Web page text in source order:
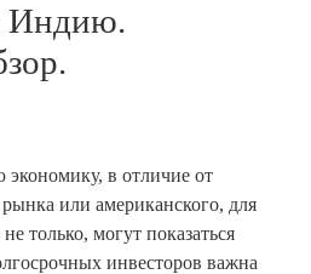
Индию.
в отличие от
или американского, для
только, могут показаться
инвесторов важна